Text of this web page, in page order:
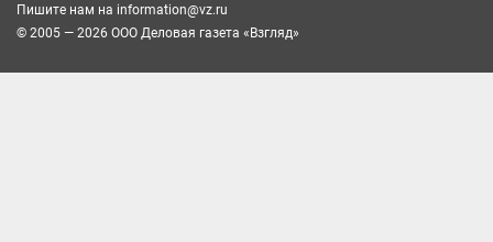
Пишите нам на information@vz.ru
© 2005 — 2026 ООО Деловая газета «Взгляд»